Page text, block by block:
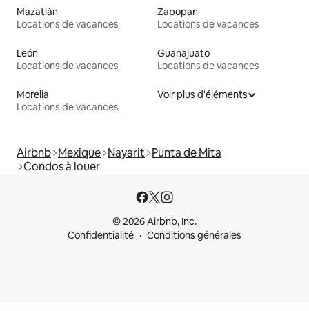
Mazatlán
Locations de vacances
Zapopan
Locations de vacances
León
Locations de vacances
Guanajuato
Locations de vacances
Morelia
Locations de vacances
Voir plus d'éléments
Airbnb Mexique Nayarit Punta de Mita
Condos à louer
© 2026 Airbnb, Inc.
Confidentialité
Conditions générales